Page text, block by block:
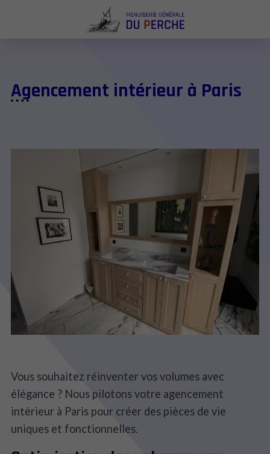
Agencement intérieur à Paris
Vous souhaitez réinventer vos volumes avec
élégance ? Nous pilotons votre agencement
intérieur à Paris pour créer des pièces de vie
uniques et fonctionnelles.